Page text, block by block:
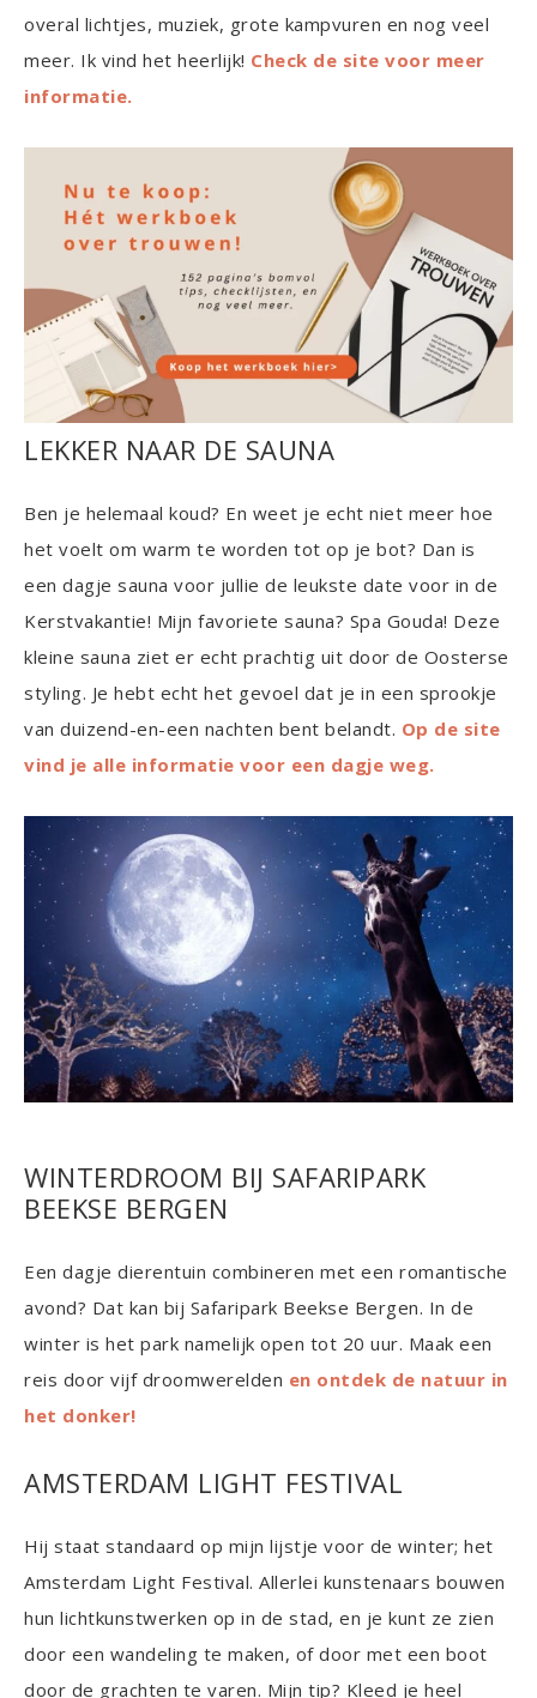
overal lichtjes, muziek, grote kampvuren en nog veel
meer. Ik vind het heerlijk! Check de site voor meer
informatie.
LEKKER NAAR DE SAUNA
Ben je helemaal koud? En weet je echt niet meer hoe
het voelt om warm te worden tot op je bot? Dan is
een dagje sauna voor jullie de leukste date voor in de
Kerstvakantie! Mijn favoriete sauna? Spa Gouda! Deze
kleine sauna ziet er echt prachtig uit door de Oosterse
styling. Je hebt echt het gevoel dat je in een sprookje
van duizend-en-een nachten bent belandt. Op de site
vind je alle informatie voor een dagje weg.
WINTERDROOM BIJ SAFARIPARK
BEEKSE BERGEN
Een dagje dierentuin combineren met een romantische
avond? Dat kan bij Safaripark Beekse Bergen. In de
winter is het park namelijk open tot 20 uur. Maak een
reis door vijf droomwerelden en ontdek de natuur in
het donker!
AMSTERDAM LIGHT FESTIVAL
Hij staat standaard op mijn lijstje voor de winter; het
Amsterdam Light Festival. Allerlei kunstenaars bouwen
hun lichtkunstwerken op in de stad, en je kunt ze zien
door een wandeling te maken, of door met een boot
door de grachten te varen. Mijn tip? Kleed je heel